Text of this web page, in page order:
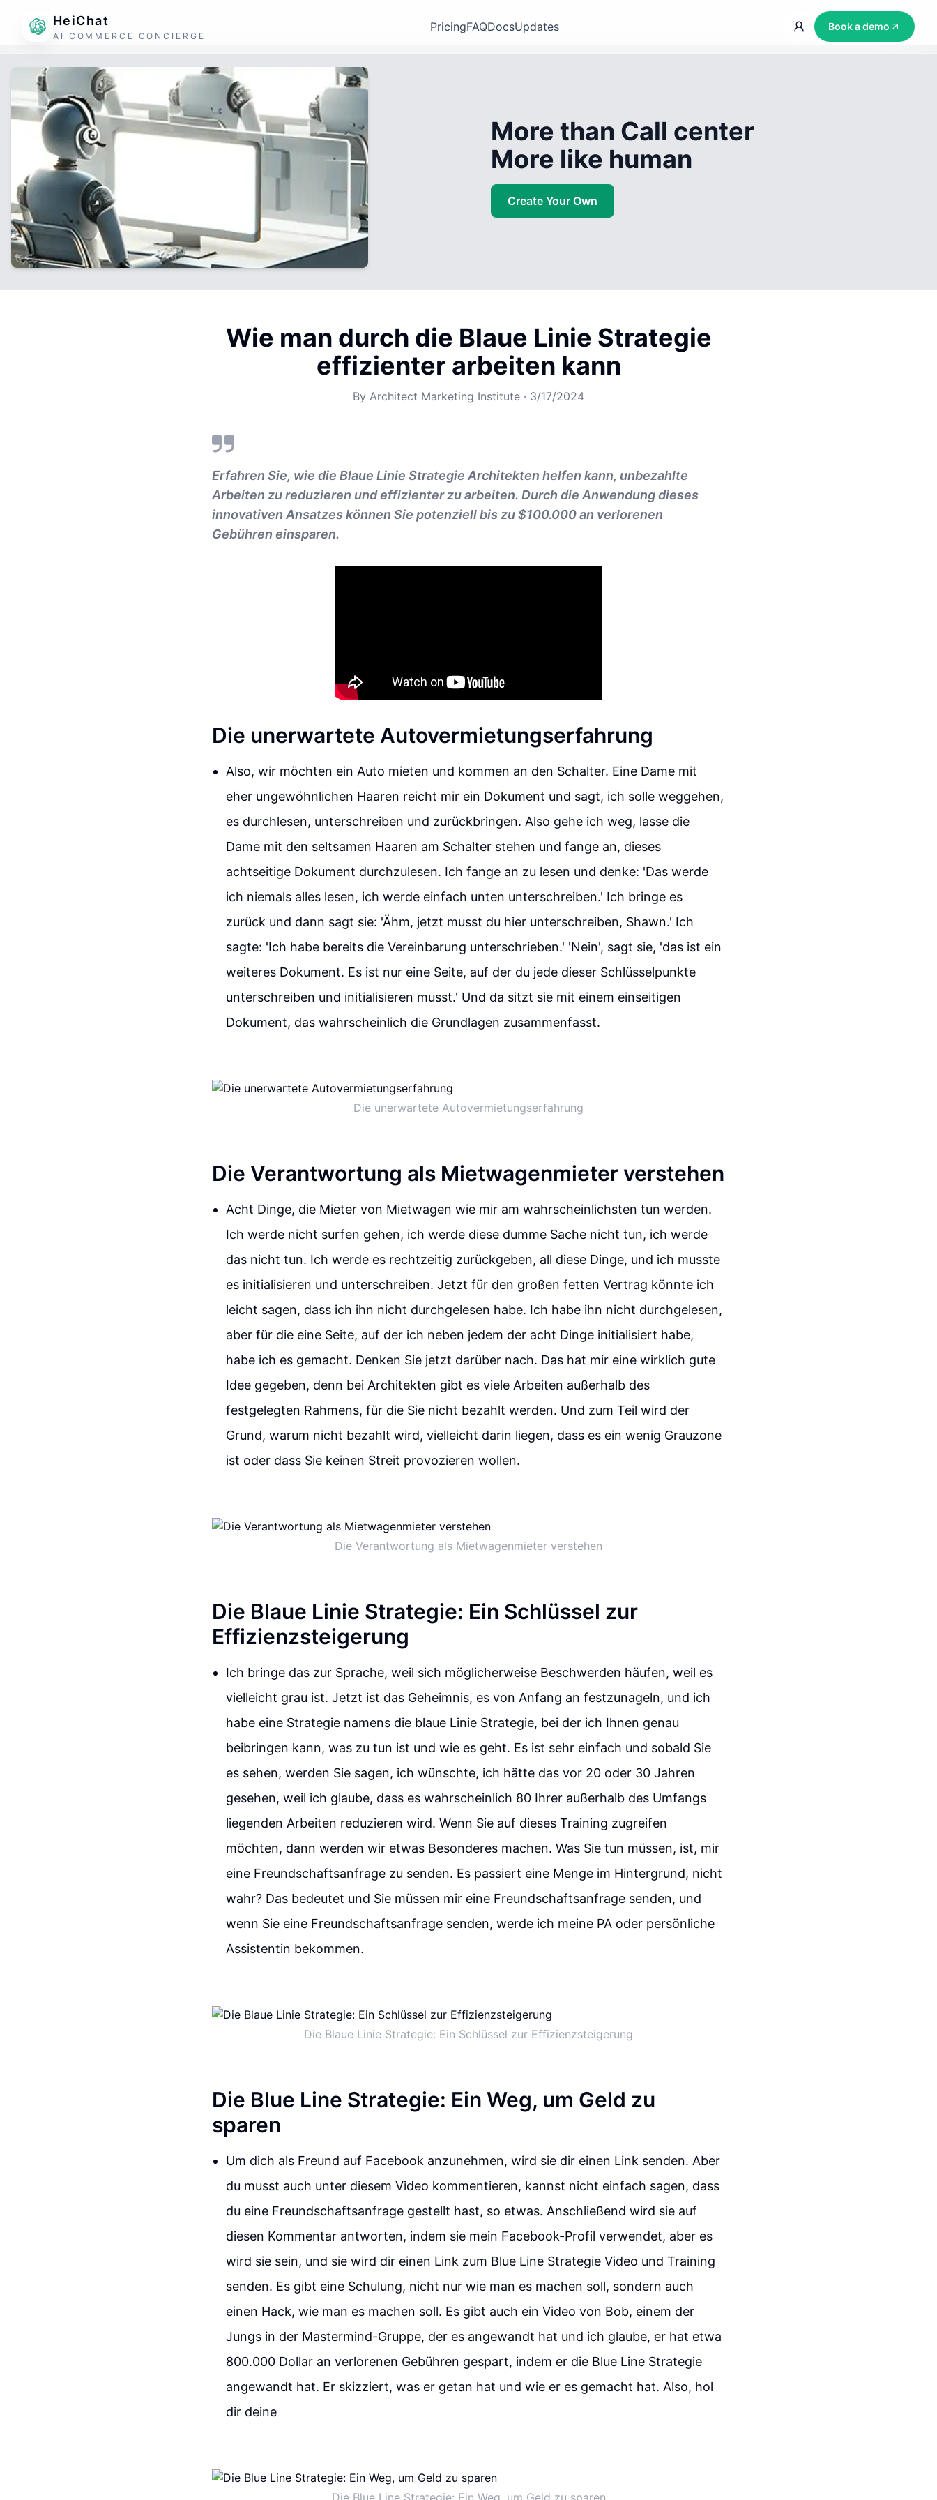
HeiChat
AI COMMERCE CONCIERGE
PricingFAQDocsUpdates Book a demo
More than Call center
More like human
Create Your Own
Wie man durch die Blaue Linie Strategie
effizienter arbeiten kann
By Architect Marketing Institute · 3/17/2024
Erfahren Sie, wie die Blaue Linie Strategie Architekten helfen kann, unbezahlte
Arbeiten zu reduzieren und effizienter zu arbeiten. Durch die Anwendung dieses
innovativen Ansatzes können Sie potenziell bis zu $100.000 an verlorenen
Gebühren einsparen.
Die unerwartete Autovermietungserfahrung
Also, wir möchten ein Auto mieten und kommen an den Schalter. Eine Dame mit
eher ungewöhnlichen Haaren reicht mir ein Dokument und sagt, ich solle weggehen,
es durchlesen, unterschreiben und zurückbringen. Also gehe ich weg, lasse die
Dame mit den seltsamen Haaren am Schalter stehen und fange an, dieses
achtseitige Dokument durchzulesen. Ich fange an zu lesen und denke: 'Das werde
ich niemals alles lesen, ich werde einfach unten unterschreiben.' Ich bringe es
zurück und dann sagt sie: 'Ähm, jetzt musst du hier unterschreiben, Shawn.' Ich
sagte: 'Ich habe bereits die Vereinbarung unterschrieben.' 'Nein', sagt sie, 'das ist ein
weiteres Dokument. Es ist nur eine Seite, auf der du jede dieser Schlüsselpunkte
unterschreiben und initialisieren musst.' Und da sitzt sie mit einem einseitigen
Dokument, das wahrscheinlich die Grundlagen zusammenfasst.
Die unerwartete Autovermietungserfahrung
Die Verantwortung als Mietwagenmieter verstehen
Acht Dinge, die Mieter von Mietwagen wie mir am wahrscheinlichsten tun werden.
Ich werde nicht surfen gehen, ich werde diese dumme Sache nicht tun, ich werde
das nicht tun. Ich werde es rechtzeitig zurückgeben, all diese Dinge, und ich musste
es initialisieren und unterschreiben. Jetzt für den großen fetten Vertrag könnte ich
leicht sagen, dass ich ihn nicht durchgelesen habe. Ich habe ihn nicht durchgelesen,
aber für die eine Seite, auf der ich neben jedem der acht Dinge initialisiert habe,
habe ich es gemacht. Denken Sie jetzt darüber nach. Das hat mir eine wirklich gute
Idee gegeben, denn bei Architekten gibt es viele Arbeiten außerhalb des
festgelegten Rahmens, für die Sie nicht bezahlt werden. Und zum Teil wird der
Grund, warum nicht bezahlt wird, vielleicht darin liegen, dass es ein wenig Grauzone
ist oder dass Sie keinen Streit provozieren wollen.
Die Verantwortung als Mietwagenmieter verstehen
Die Blaue Linie Strategie: Ein Schlüssel zur
Effizienzsteigerung
Ich bringe das zur Sprache, weil sich möglicherweise Beschwerden häufen, weil es
vielleicht grau ist. Jetzt ist das Geheimnis, es von Anfang an festzunageln, und ich
habe eine Strategie namens die blaue Linie Strategie, bei der ich Ihnen genau
beibringen kann, was zu tun ist und wie es geht. Es ist sehr einfach und sobald Sie
es sehen, werden Sie sagen, ich wünschte, ich hätte das vor 20 oder 30 Jahren
gesehen, weil ich glaube, dass es wahrscheinlich 80 Ihrer außerhalb des Umfangs
liegenden Arbeiten reduzieren wird. Wenn Sie auf dieses Training zugreifen
möchten, dann werden wir etwas Besonderes machen. Was Sie tun müssen, ist, mir
eine Freundschaftsanfrage zu senden. Es passiert eine Menge im Hintergrund, nicht
wahr? Das bedeutet und Sie müssen mir eine Freundschaftsanfrage senden, und
wenn Sie eine Freundschaftsanfrage senden, werde ich meine PA oder persönliche
Assistentin bekommen.
Die Blaue Linie Strategie: Ein Schlüssel zur Effizienzsteigerung
Die Blue Line Strategie: Ein Weg, um Geld zu
sparen
Um dich als Freund auf Facebook anzunehmen, wird sie dir einen Link senden. Aber
du musst auch unter diesem Video kommentieren, kannst nicht einfach sagen, dass
du eine Freundschaftsanfrage gestellt hast, so etwas. Anschließend wird sie auf
diesen Kommentar antworten, indem sie mein Facebook-Profil verwendet, aber es
wird sie sein, und sie wird dir einen Link zum Blue Line Strategie Video und Training
senden. Es gibt eine Schulung, nicht nur wie man es machen soll, sondern auch
einen Hack, wie man es machen soll. Es gibt auch ein Video von Bob, einem der
Jungs in der Mastermind-Gruppe, der es angewandt hat und ich glaube, er hat etwa
800.000 Dollar an verlorenen Gebühren gespart, indem er die Blue Line Strategie
angewandt hat. Er skizziert, was er getan hat und wie er es gemacht hat. Also, hol
dir deine
Die Blue Line Strategie: Ein Weg, um Geld zu sparen